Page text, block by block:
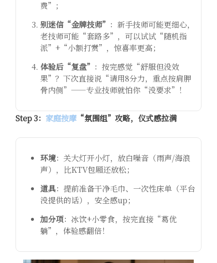
费”；
别迷信“金牌技师” ：新手技师可能更细心，
老技师可能“套路多”，可以试试“随机指
派”+“小额打赏”，惊喜率更高；
体验后“复盘” ：按完感觉“舒服但没效
果”？下次直接说“请用8分力，重点按肩胛
骨内侧”——专业技师就怕你“没要求”！
Step 3： 家庭按摩“氛围组”攻略，仪式感拉满
环境：关大灯开小灯，放白噪音（雨声/海浪
声），比KTV包厢还放松；
道具：提前准备干净毛巾、一次性床单（平台
没提供的话），安全感up；
加分项：冰饮+小零食，按完直接“葛优
躺”，体验感翻倍！